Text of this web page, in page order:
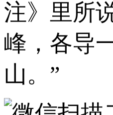
注》里所
峰，各导
山。”